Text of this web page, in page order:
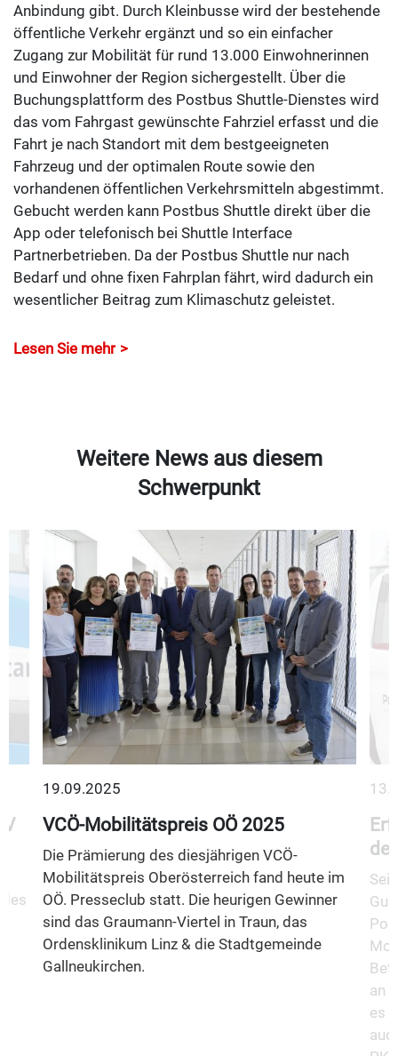
Anbindung gibt. Durch Kleinbusse wird der bestehende
öffentliche Verkehr ergänzt und so ein einfacher
Zugang zur Mobilität für rund 13.000 Einwohnerinnen
und Einwohner der Region sichergestellt. Über die
Buchungsplattform des Postbus Shuttle-Dienstes wird
das vom Fahrgast gewünschte Fahrziel erfasst und die
Fahrt je nach Standort mit dem bestgeeigneten
Fahrzeug und der optimalen Route sowie den
vorhandenen öffentlichen Verkehrsmitteln abgestimmt.
Gebucht werden kann Postbus Shuttle direkt über die
App oder telefonisch bei Shuttle Interface
Partnerbetrieben. Da der Postbus Shuttle nur nach
Bedarf und ohne fixen Fahrplan fährt, wird dadurch ein
wesentlicher Beitrag zum Klimaschutz geleistet.
Lesen Sie mehr
Weitere News aus diesem
Schwerpunkt
19.09.2025
VCÖ-Mobilitätspreis OÖ 2025
Die Prämierung des diesjährigen VCÖ-
Mobilitätspreis Oberösterreich fand heute im
OÖ. Presseclub statt. Die heurigen Gewinner
sind das Graumann-Viertel in Traun, das
Ordensklinikum Linz & die Stadtgemeinde
Gallneukirchen.
an
es